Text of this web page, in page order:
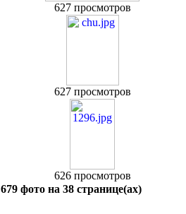
627 просмотров
627 просмотров
626 просмотров
679 фото на 38 странице(ах)